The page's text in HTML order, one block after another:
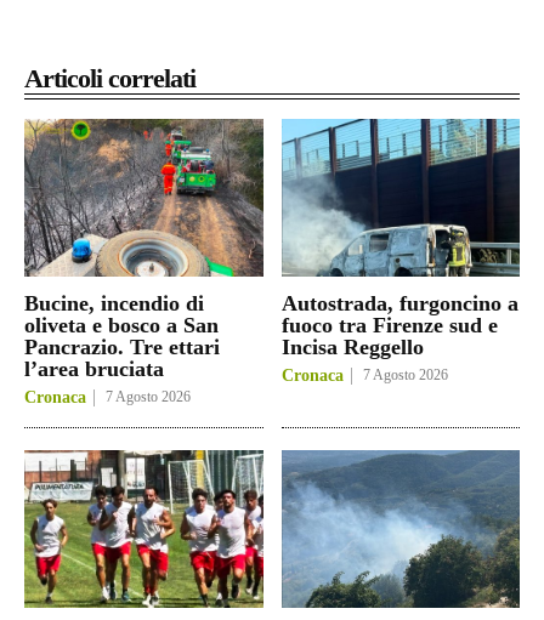
Articoli correlati
Bucine, incendio di
oliveta e bosco a San
Pancrazio. Tre ettari
l’area bruciata
Cronaca 7 Agosto 2026
Autostrada, furgoncino a
fuoco tra Firenze sud e
Incisa Reggello
Cronaca 7 Agosto 2026